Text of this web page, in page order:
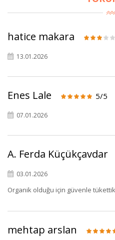
hatice makara
13.01.2026
Enes Lale 5/5
07.01.2026
A. Ferda Küçükçavdar
03.01.2026
Organik olduğu için güvenle
mehtap arslan
BU HAFTANIN
2690,00 TL
2071,30 TL